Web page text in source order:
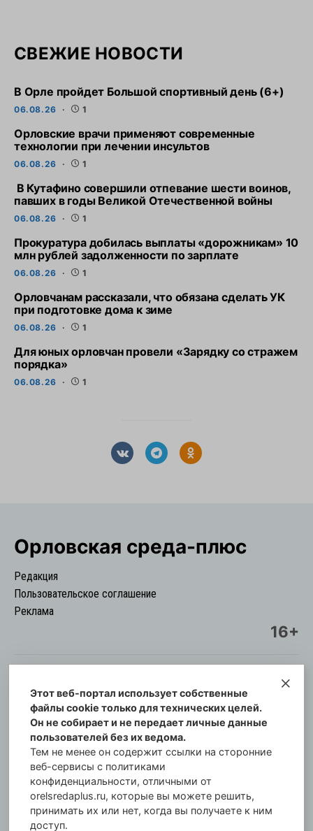
СВЕЖИЕ НОВОСТИ
В Орле пройдет Большой спортивный день (6+)
06.08.26 1
Орловские врачи применяют современные
технологии при лечении инсультов
06.08.26 1
В Кутафино совершили отпевание шести воинов,
павших в годы Великой Отечественной войны
06.08.26 1
Прокуратура добилась выплаты «дорожникам» 10
млн рублей задолженности по зарплате
06.08.26 1
Орловчанам рассказали, что обязана сделать УК
при подготовке дома к зиме
06.08.26 1
Для юных орловчан провели «Зарядку со стражем
порядка»
06.08.26 1
Орловская cреда-плюс
Редакция
Пользовательское соглашение
Реклама
16+
© Информационный городской портал
Орловская cреда-плюс, 2021-2026
Свидетельство о регистрации СМИ: ПИ №57-
00254 от 29 октября 2013 г.
Газета зарегистрирована Управлением
Федеральной службы по надзору в сфере связи,
информационных технологий и массовых
коммуникаций по Орловской области.
Этот веб-портал использует собственные
файлы cookie только для технических целей.
Он не собирает и не передает личные данные
пользователей без их ведома.
Тем не менее он содержит ссылки на сторонние
веб-сервисы с политиками
конфиденциальности, отличными от
orelsredaplus.ru, которые вы можете решить,
принимать их или нет, когда вы получаете к ним
доступ.